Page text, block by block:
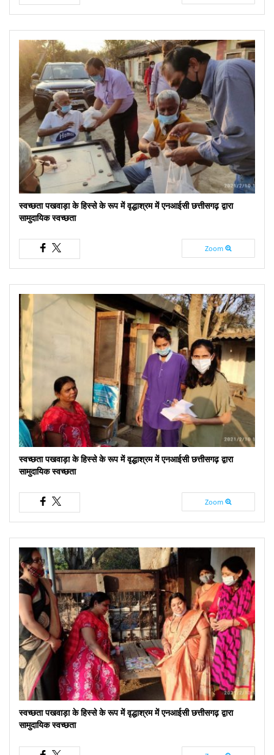
स्वच्छता पखवाड़ा के हिस्से के रूप में वृद्धाश्रम में एनआईसी छत्तीसगढ़ द्वारा
सामुदायिक स्वच्छता
Zoom
स्वच्छता पखवाड़ा के हिस्से के रूप में वृद्धाश्रम में एनआईसी छत्तीसगढ़ द्वारा
सामुदायिक स्वच्छता
Zoom
स्वच्छता पखवाड़ा के हिस्से के रूप में वृद्धाश्रम में एनआईसी छत्तीसगढ़ द्वारा
सामुदायिक स्वच्छता